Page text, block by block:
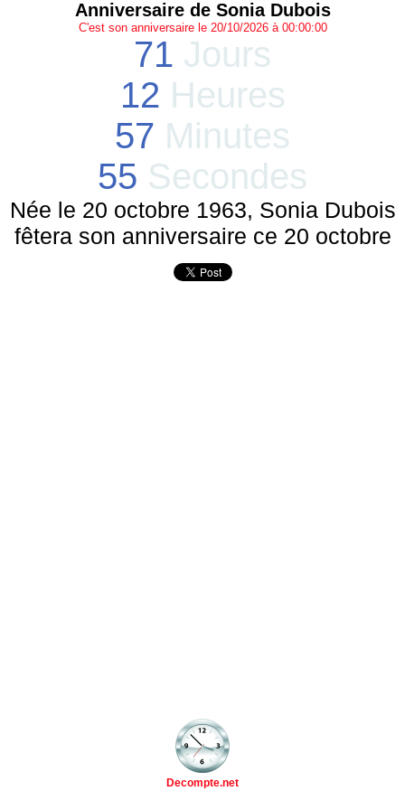
Anniversaire de Sonia Dubois
C'est son anniversaire le 20/10/2026 à 00:00:00
71 Jours
12 Heures
57 Minutes
55 Secondes
Née le 20 octobre 1963, Sonia Dubois
fêtera son anniversaire ce 20 octobre
Decompte.net